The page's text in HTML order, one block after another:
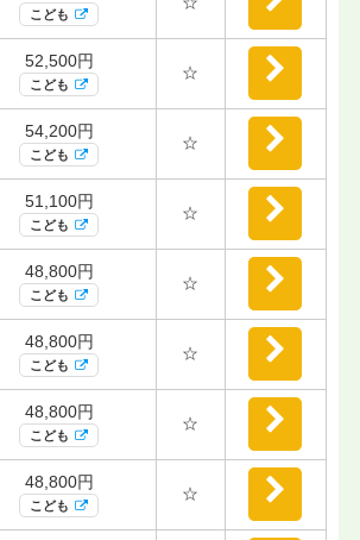
こども
52,500円
こども
☆
54,200円
こども
☆
51,100円
こども
☆
48,800円
こども
☆
48,800円
こども
☆
48,800円
こども
☆
48,800円
こども
☆